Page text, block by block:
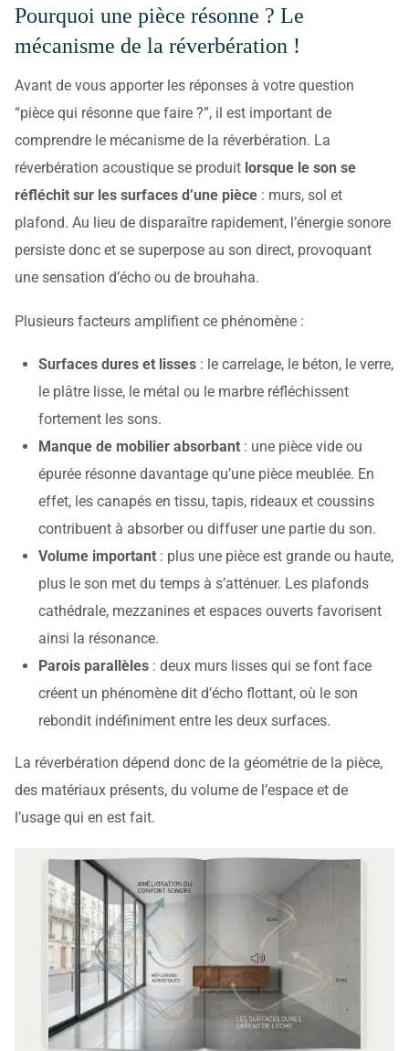
Pourquoi une pièce résonne ? Le
mécanisme de la réverbération !
Avant de vous apporter les réponses à votre question
“pièce qui résonne que faire ?”, il est important de
comprendre le mécanisme de la réverbération. La
réverbération acoustique se produit lorsque le son se
réfléchit sur les surfaces d’une pièce : murs, sol et
plafond. Au lieu de disparaître rapidement, l’énergie sonore
persiste donc et se superpose au son direct, provoquant
une sensation d’écho ou de brouhaha.
Plusieurs facteurs amplifient ce phénomène :
Surfaces dures et lisses: le carrelage, le béton, le verre,
le plâtre lisse, le métal ou le marbre réfléchissent
fortement les sons.
Manque de mobilier absorbant: une pièce vide ou
épurée résonne davantage qu’une pièce meublée. En
effet, les canapés en tissu, tapis, rideaux et coussins
contribuent à absorber ou diffuser une partie du son.
Volume important: plus une pièce est grande ou haute,
plus le son met du temps à s’atténuer. Les plafonds
cathédrale, mezzanines et espaces ouverts favorisent
ainsi la résonance.
Parois parallèles: deux murs lisses qui se font face
créent un phénomène dit d’écho flottant, où le son
rebondit indéfiniment entre les deux surfaces.
La réverbération dépend donc de la géométrie de la pièce,
des matériaux présents, du volume de l’espace et de
l’usage qui en est fait.